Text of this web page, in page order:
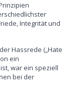
Integrität und
Hassrede („Hate
ein
ist, war ein speziell
bei der